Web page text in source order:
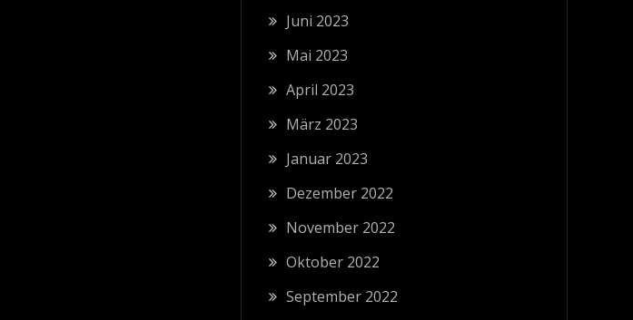
Juni 2023
Mai 2023
April 2023
März 2023
Januar 2023
Dezember 2022
November 2022
Oktober 2022
September 2022